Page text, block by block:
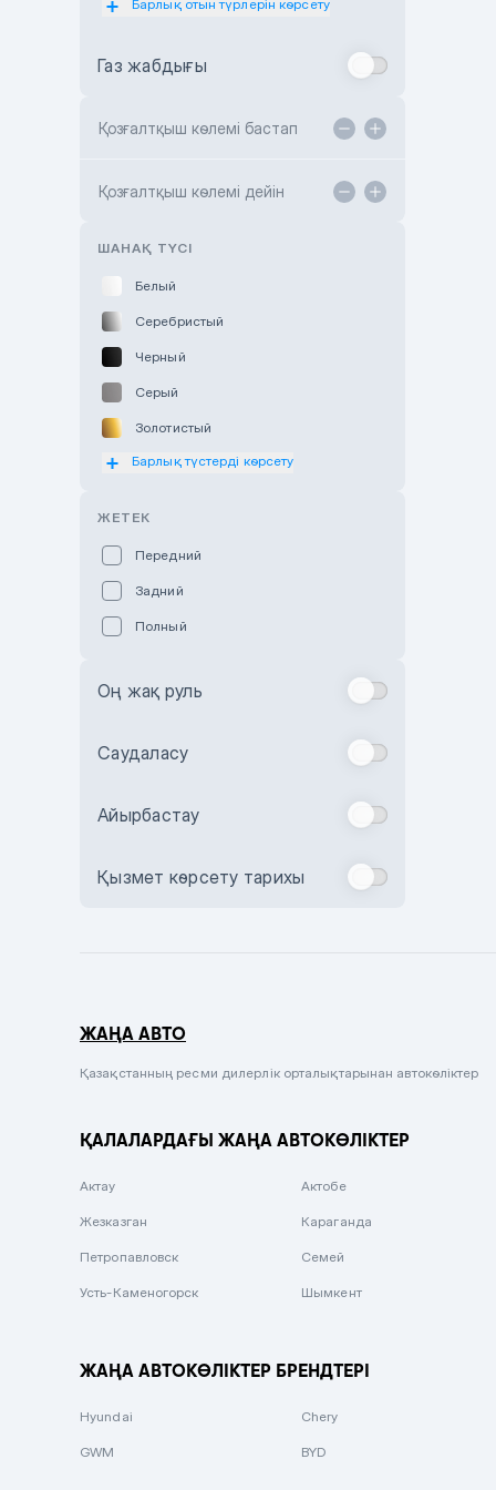
Toyota Astana
TANK Motors Karaganda
Барлық отын түрлерін көрсету
Газ жабдығы
Қозғалтқыш көлемі бастап
Қозғалтқыш көлемі дейін
ШАНАҚ ТҮСІ
Белый
Серебристый
Черный
Серый
Золотистый
Оранжевый
Зеленый
Бежевый
Комбинированный
Сиреневый металлик
Вишневый
Барлық түстерді көрсету
ЖЕТЕК
Передний
Задний
Полный
Оң жақ руль
Саудаласу
Айырбастау
Қызмет көрсету тарихы
ЖАҢА АВТО
Қазақстанның ресми дилерлік орталықтарынан автокөліктер
ҚАЛАЛАРДАҒЫ ЖАҢА АВТОКӨЛІКТЕР
Актау Актобе
Жезказган Караганда
Петропавловск Семей
Усть-Каменогорск Шымкент
ЖАҢА АВТОКӨЛІКТЕР БРЕНДТЕРІ
Hyundai Chery
GWM BYD